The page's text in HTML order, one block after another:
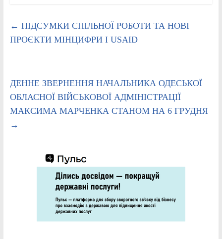
← ПІДСУМКИ СПІЛЬНОЇ РОБОТИ ТА НОВІ
ПРОЄКТИ МІНЦИФРИ І USAID
ДЕННЕ ЗВЕРНЕННЯ НАЧАЛЬНИКА ОДЕСЬКОЇ
ОБЛАСНОЇ ВІЙСЬКОВОЇ АДМІНІСТРАЦІЇ
МАКСИМА МАРЧЕНКА СТАНОМ НА 6 ГРУДНЯ
→